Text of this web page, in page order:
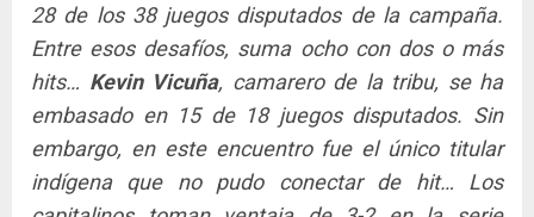
28 de los 38 juegos disputados de la campaña.
Entre esos desafíos, suma ocho con dos o más
hits… Kevin Vicuña, camarero de la tribu, se ha
embasado en 15 de 18 juegos disputados. Sin
embargo, en este encuentro fue el único titular
indígena que no pudo conectar de hit… Los